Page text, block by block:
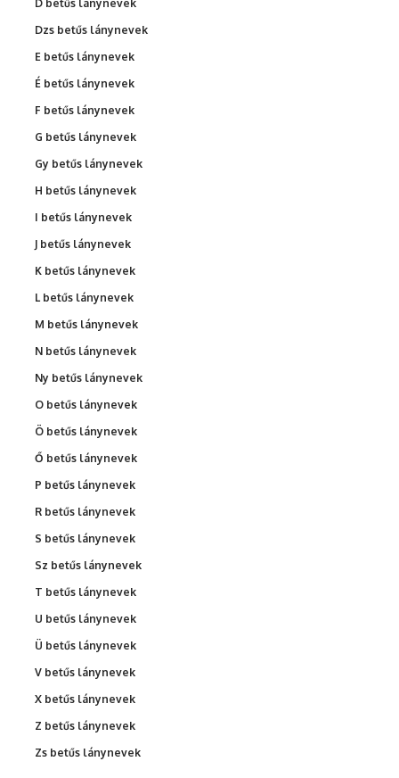
D betűs lánynevek
Dzs betűs lánynevek
E betűs lánynevek
É betűs lánynevek
F betűs lánynevek
G betűs lánynevek
Gy betűs lánynevek
H betűs lánynevek
I betűs lánynevek
J betűs lánynevek
K betűs lánynevek
L betűs lánynevek
M betűs lánynevek
N betűs lánynevek
Ny betűs lánynevek
O betűs lánynevek
Ö betűs lánynevek
Ő betűs lánynevek
P betűs lánynevek
R betűs lánynevek
S betűs lánynevek
Sz betűs lánynevek
T betűs lánynevek
U betűs lánynevek
Ü betűs lánynevek
V betűs lánynevek
X betűs lánynevek
Z betűs lánynevek
Zs betűs lánynevek